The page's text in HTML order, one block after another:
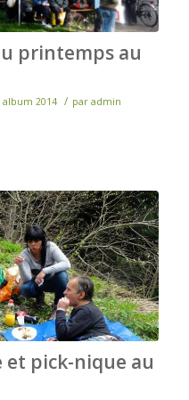
printemps au
album 2014 / par admin
et pick-nique au